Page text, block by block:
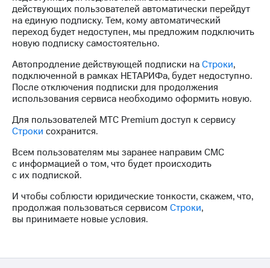
карта
для
иностранцев
Оформить
чистый
номер
Выбрать
красивый
номер
Заменить
SIM-
карту
на
eSIM
и подключите
и подключите
ТВ
с выгодным
тарифом
Тарифы
Интернет,
ТВ и телефон
для дома
Услуги
Личный
интернета
и
ТВ
действующих пользователей автоматически перейдут
на единую подписку. Тем, кому автоматический
переход будет недоступен, мы предложим подключить
новую подписку самостоятельно.
Автопродление действующей подписки наСтроки,
подключенной в рамках НЕТАРИФа, будет недоступно.
После отключения подписки для продолжения
использования сервиса необходимо оформить новую.
Для пользователей МТС Premium доступ к сервису
Строки сохранится.
Всем пользователям мы заранее направим СМС
с информацией о том, что будет происходить
с их подпиской.
И чтобы соблюсти юридические тонкости, скажем, что,
продолжая пользоваться сервисом Строки,
вы принимаете новые условия.